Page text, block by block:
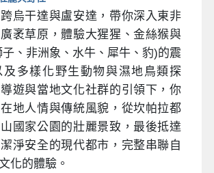
烏干達與盧安達，帶你深入東非
袤草原，體驗大猩猩、金絲猴與
、非洲象、水牛、犀牛、豹)的震
及多樣化野生動物與濕地鳥類探
遊與當地文化社群的引領下，你
地人情與傳統風貌，從坎帕拉都
國家公園的壯麗景致，最後抵達
淨安全的現代都市，完整串聯自
化的體驗。